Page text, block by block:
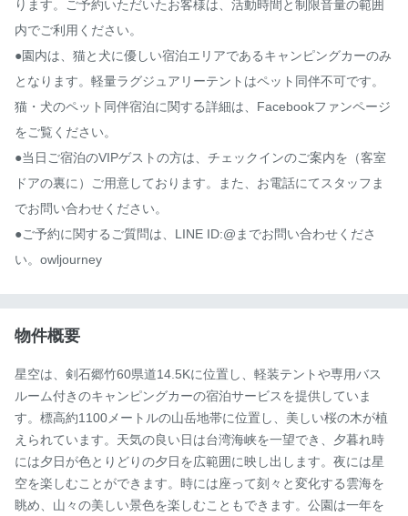
ります。ご予約いただいたお客様は、活動時間と制限音量の範囲
内でご利用ください。
●園内は、猫と犬に優しい宿泊エリアであるキャンピングカーのみ
となります。軽量ラグジュアリーテントはペット同伴不可です。
猫・犬のペット同伴宿泊に関する詳細は、Facebookファンページ
をご覧ください。
●当日ご宿泊のVIPゲストの方は、チェックインのご案内を（客室
ドアの裏に）ご用意しております。また、お電話にてスタッフま
でお問い合わせください。
●ご予約に関するご質問は、LINE ID:@までお問い合わせくださ
い。owljourney
物件概要
星空は、剣石郷竹60県道14.5Kに位置し、軽装テントや専用バス
ルーム付きのキャンピングカーの宿泊サービスを提供していま
す。標高約1100メートルの山岳地帯に位置し、美しい桜の木が植
えられています。天気の良い日は台湾海峡を一望でき、夕暮れ時
には夕日が色とりどりの夕日を広範囲に映し出します。夜には星
空を楽しむことができます。時には座って刻々と変化する雲海を
眺め、山々の美しい景色を楽しむこともできます。公園は一年を